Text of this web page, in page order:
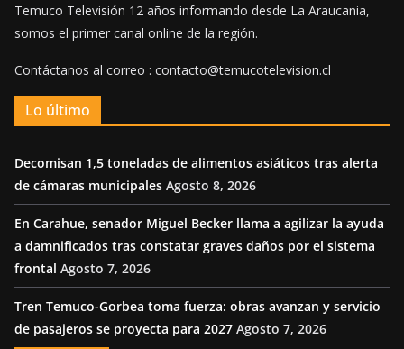
Temuco Televisión 12 años informando desde La Araucania,
somos el primer canal online de la región.
Contáctanos al correo : contacto@temucotelevision.cl
Lo último
Decomisan 1,5 toneladas de alimentos asiáticos tras alerta
de cámaras municipales Agosto 8, 2026
En Carahue, senador Miguel Becker llama a agilizar la ayuda
a damnificados tras constatar graves daños por el sistema
frontal Agosto 7, 2026
Tren Temuco-Gorbea toma fuerza: obras avanzan y servicio
de pasajeros se proyecta para 2027 Agosto 7, 2026